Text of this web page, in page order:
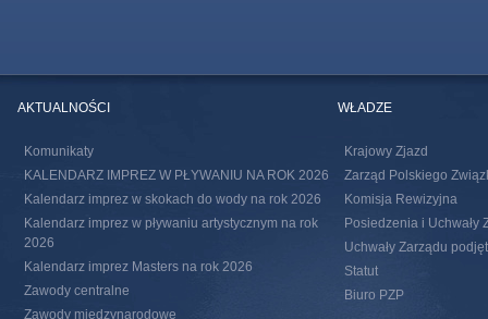
AKTUALNOŚCI
Komunikaty
KALENDARZ IMPREZ W PŁYWANIU NA ROK 2026
Kalendarz imprez w skokach do wody na rok 2026
Kalendarz imprez w pływaniu artystycznym na rok
2026
Kalendarz imprez Masters na rok 2026
Zawody centralne
Zawody międzynarodowe
WŁADZE
Krajowy Zjazd
Zarząd Polskiego
Komisja Rewizyjna
Posiedzenia i Uchwały
Uchwały Zarządu
Statut
Biuro PZP